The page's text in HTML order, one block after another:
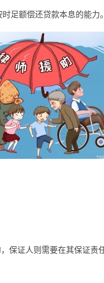
足额偿还贷款本息的能力。
保证人则需要在其保证